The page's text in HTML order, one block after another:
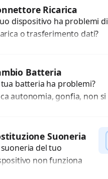
con problemi
immagini sfocate,
a...
PreventivoRicarica
dispositivo ha problemi di
o trasferimento dati?
danneggiati,...
Batteria
tua batteria ha problemi?
autonomia, gonfia, non si
Suoneria
suoneria del tuo
non funziona